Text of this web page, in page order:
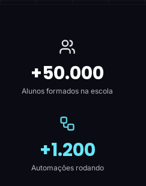
+50.000
Alunos formados na escola
+1.200
Automações rodando